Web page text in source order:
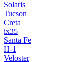
Solaris
Tucson
Creta
ix35
Santa Fe
H-1
Veloster